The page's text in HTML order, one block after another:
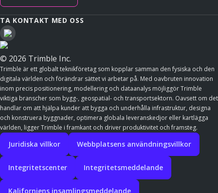
TA KONTAKT MED OSS
© 2026 Trimble Inc.
Trimble är ett globalt teknikföretag som kopplar samman den fysiska och den
digitala världen och förändrar sättet vi arbetar på. Med oavbruten innovation
inom precis positionering, modellering och dataanalys möjliggör Trimble
viktiga branscher som bygg-, geospatial- och transportsektorn. Oavsett om det
handlar om att hjälpa kunder att bygga och underhålla infrastruktur, designa
och konstruera byggnader, optimera globala leveranskedjor eller kartlägga
världen, ligger Trimble i framkant och driver produktivitet och framsteg.
Juridiska villkor Webbplatsens användningsvillkor
Integritetscenter Integritetsmeddelande
Kaliforniens insamlingsmeddelande